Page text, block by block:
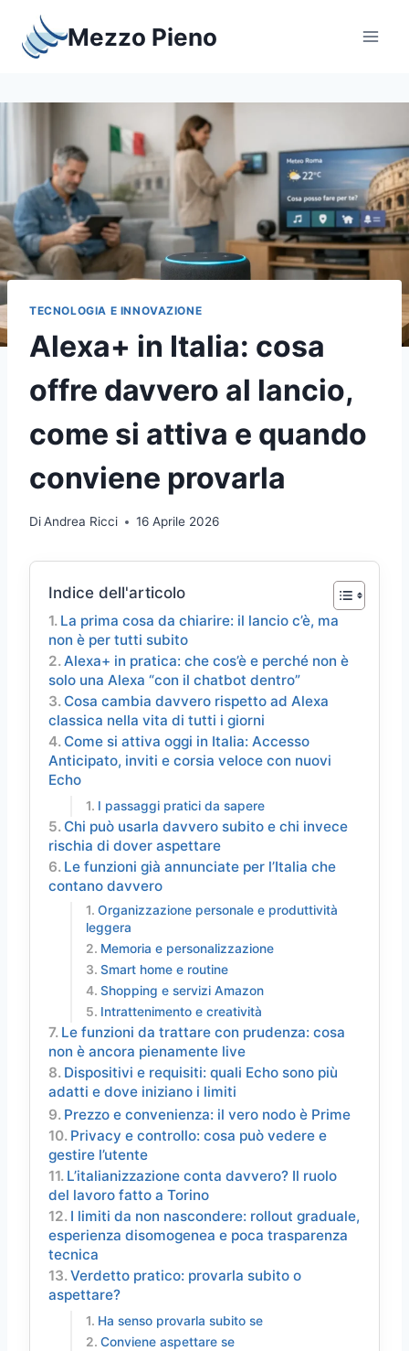
contenuto
Mezzo Pieno
TECNOLOGIA E INNOVAZIONE
Alexa+ in Italia: cosa
offre davvero al lancio,
come si attiva e quando
conviene provarla
DiAndrea Ricci 16 Aprile 2026
Indice dell'articolo
La prima cosa da chiarire: il lancio c’è, ma
non è per tutti subito
Alexa+ in pratica: che cos’è e perché non è
solo una Alexa “con il chatbot dentro”
Cosa cambia davvero rispetto ad Alexa
classica nella vita di tutti i giorni
Come si attiva oggi in Italia: Accesso
Anticipato, inviti e corsia veloce con nuovi
Echo
I passaggi pratici da sapere
Chi può usarla davvero subito e chi invece
rischia di dover aspettare
Le funzioni già annunciate per l’Italia che
contano davvero
Organizzazione personale e produttività
leggera
Memoria e personalizzazione
Smart home e routine
Shopping e servizi Amazon
Intrattenimento e creatività
Le funzioni da trattare con prudenza: cosa
non è ancora pienamente live
Dispositivi e requisiti: quali Echo sono più
adatti e dove iniziano i limiti
Prezzo e convenienza: il vero nodo è Prime
Privacy e controllo: cosa può vedere e
gestire l’utente
L’italianizzazione conta davvero? Il ruolo
del lavoro fatto a Torino
I limiti da non nascondere: rollout graduale,
esperienza disomogenea e poca trasparenza
tecnica
Verdetto pratico: provarla subito o
aspettare?
Ha senso provarla subito se
Conviene aspettare se